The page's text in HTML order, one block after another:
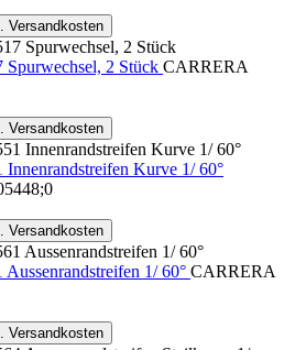
Versandkosten
2 Stück CARRERA
Versandkosten
Kurve 1/ 60°
Versandkosten
1/ 60° CARRERA
Versandkosten